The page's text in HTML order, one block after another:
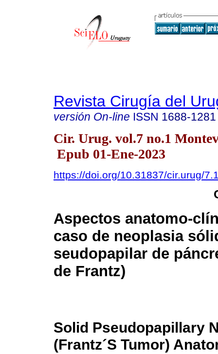
Revista Cirugía del
versión On-line ISSN 1688-1281
Cir. Urug. vol.7 no.1
Epub 01-Ene-2023
https://doi.org/10.31837/cir.urug/
Aspectos anatomo-
caso de neoplasia
seudopapilar de
de Frantz)
Solid Pseudopapillary
(Frantz´S Tumor)